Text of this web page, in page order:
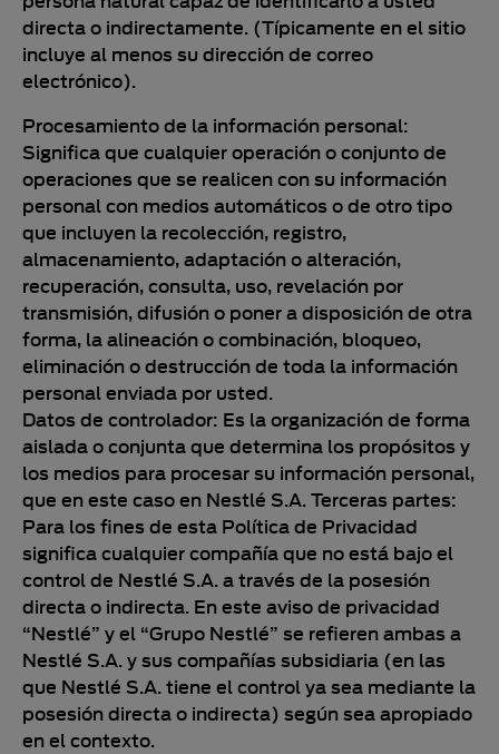
directa o indirectamente. (Típicamente en el sitio
incluye al menos su dirección de correo
electrónico).
Procesamiento de la información personal:
Significa que cualquier operación o conjunto de
operaciones que se realicen con su información
personal con medios automáticos o de otro tipo
que incluyen la recolección, registro,
almacenamiento, adaptación o alteración,
recuperación, consulta, uso, revelación por
transmisión, difusión o poner a disposición de otra
forma, la alineación o combinación, bloqueo,
eliminación o destrucción de toda la información
personal enviada por usted.
Datos de controlador: Es la organización de forma
aislada o conjunta que determina los propósitos y
los medios para procesar su información personal,
que en este caso en Nestlé S.A. Terceras partes:
Para los fines de esta Política de Privacidad
significa cualquier compañía que no está bajo el
control de Nestlé S.A. a través de la posesión
directa o indirecta. En este aviso de privacidad
“Nestlé” y el “Grupo Nestlé” se refieren ambas a
Nestlé S.A. y sus compañías subsidiaria (en las
que Nestlé S.A. tiene el control ya sea mediante la
posesión directa o indirecta) según sea apropiado
en el contexto.